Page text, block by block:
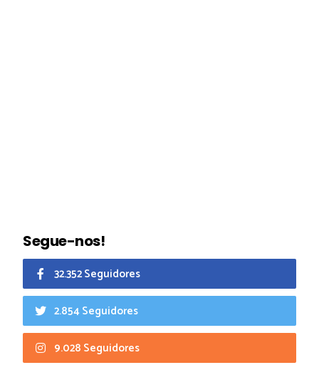
Segue-nos!
32.352 Seguidores
2.854 Seguidores
9.028 Seguidores